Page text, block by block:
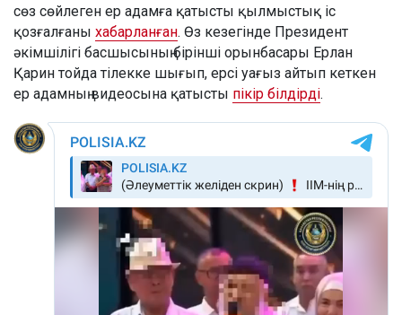
сөз сөйлеген ер адамға қатысты қылмыстық іс
қозғалғаны хабарланған. Өз кезегінде Президент
әкімшілігі басшысының бірінші орынбасары Ерлан
Қарин тойда тілекке шығып, ерсі уағыз айтып кеткен
ер адамның видеосына қатысты пікір білдірді.